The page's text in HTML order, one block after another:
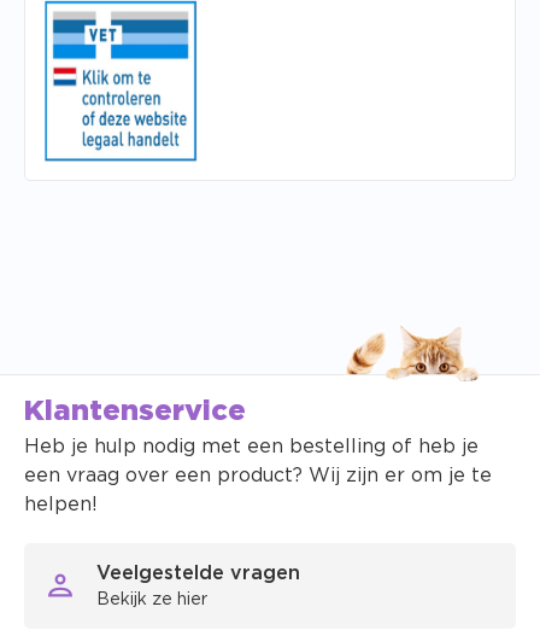
Klantenservice
Heb je hulp nodig met een bestelling of heb je
een vraag over een product? Wij zijn er om je te
helpen!
Veelgestelde vragen
Bekijk ze hier